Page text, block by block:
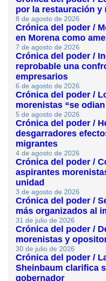
por la restauración y
8 de agosto de 2026
Crónica del poder /
en Morena como
7 de agosto de 2026
Crónica del poder /
reprobable una
empresarios
6 de agosto de 2026
Crónica del poder /
morenistas “se
5 de agosto de 2026
Crónica del poder /
desgarradores
migrantes
4 de agosto de 2026
Crónica del poder /
aspirantes
unidad
3 de agosto de 2026
Crónica del poder /
más organizados al
31 de julio de 2026
Crónica del poder /
morenistas y
30 de julio de 2026
Crónica del poder /
Sheinbaum clarifica
gobernador